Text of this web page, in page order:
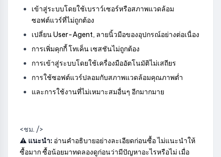
เข้าสู่ระบบโดยใช้เบราว์เซอร์หรือสภาพแวดล้อม
ซอฟต์แวร์ที่ไม่ถูกต้อง
เปลี่ยน User-Agent, ลายนิ้วมือของอุปกรณ์อย่างต่อเนื่อง
การเพิ่มคุกกี้ โทเค็น เซสชันไม่ถูกต้อง
การเข้าสู่ระบบโดยใช้เครื่องมืออัตโนมัติไม่เสถียร
การใช้ซอฟต์แวร์ปลอมกับสภาพแวดล้อมคุณภาพต่ำ
และการใช้งานที่ไม่เหมาะสมอื่นๆ อีกมากมาย
<ชม. />
⚠️ แนะนำ: อ่านคำอธิบายอย่างละเอียดก่อนซื้อ ไม่แนะนำให้
ซื้อมาก ซื้อน้อยมาทดลองดูก่อนว่ามีปัญหาอะไรหรือไม่ เมื่อ